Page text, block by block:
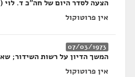
הצעה לסדר היום של חה"כ ד. לוי
אין פרוטוקול
07/03/1973
המשך הדיון על רשות השידור;
אין פרוטוקול